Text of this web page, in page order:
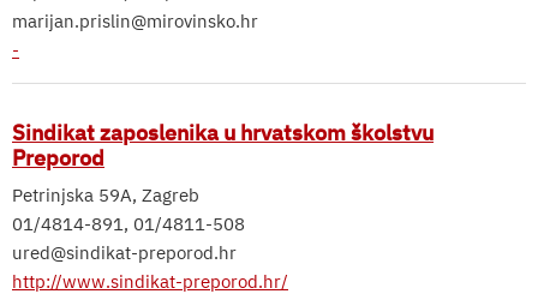
marijan.prislin@mirovinsko.hr
-
Sindikat zaposlenika u hrvatskom školstvu
Preporod
Petrinjska 59A, Zagreb
01/4814-891, 01/4811-508
ured@sindikat-preporod.hr
http://www.sindikat-preporod.hr/